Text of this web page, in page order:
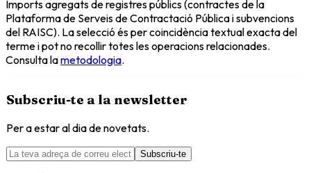
Imports agregats de registres públics (contractes de la
Plataforma de Serveis de Contractació Pública i subvencions
del RAISC). La selecció és per coincidència textual exacta del
terme i pot no recollir totes les operacions relacionades.
Consulta lametodologia.
Subscriu-te a la newsletter
Per a estar al dia de novetats.
Subscriu-te